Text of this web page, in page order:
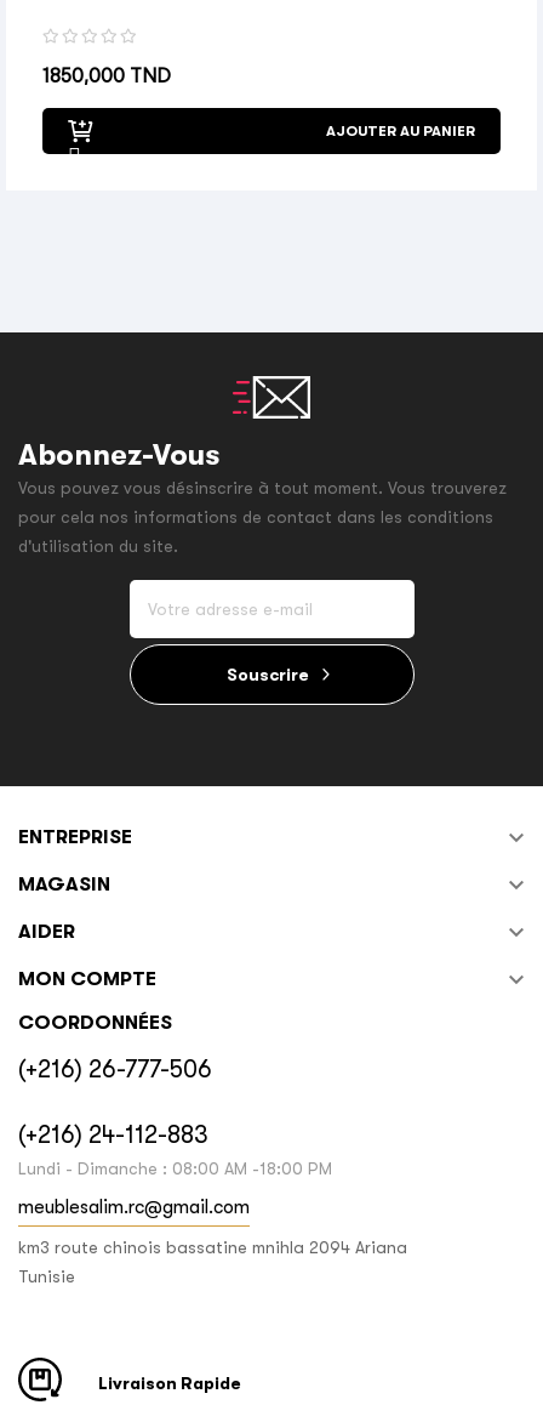
Prix
1850,000 TND

AJOUTER AU PANIER
Abonnez-Vous
Vous pouvez vous désinscrire à tout moment. Vous trouverez
pour cela nos informations de contact dans les conditions
d'utilisation du site.
Souscrire
ENTREPRISE 
MAGASIN 
AIDER 
MON COMPTE 
COORDONNÉES
(+216) 26-777-506
(+216) 24-112-883
Lundi - Dimanche : 08:00 AM -18:00 PM
meublesalim.rc@gmail.com
km3 route chinois bassatine mnihla 2094 Ariana
Tunisie
Livraison Rapide